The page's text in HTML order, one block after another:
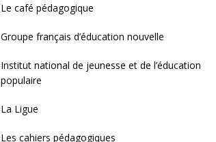
Le café pédagogique
Groupe français d’éducation nouvelle
Institut national de jeunesse et de l’éducation
populaire
La Ligue
Les cahiers pédagogiques